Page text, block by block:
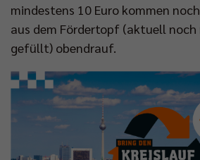
mindestens 10 Euro kommen
aus dem Fördertopf (aktuell noch
gefüllt) obendrauf.